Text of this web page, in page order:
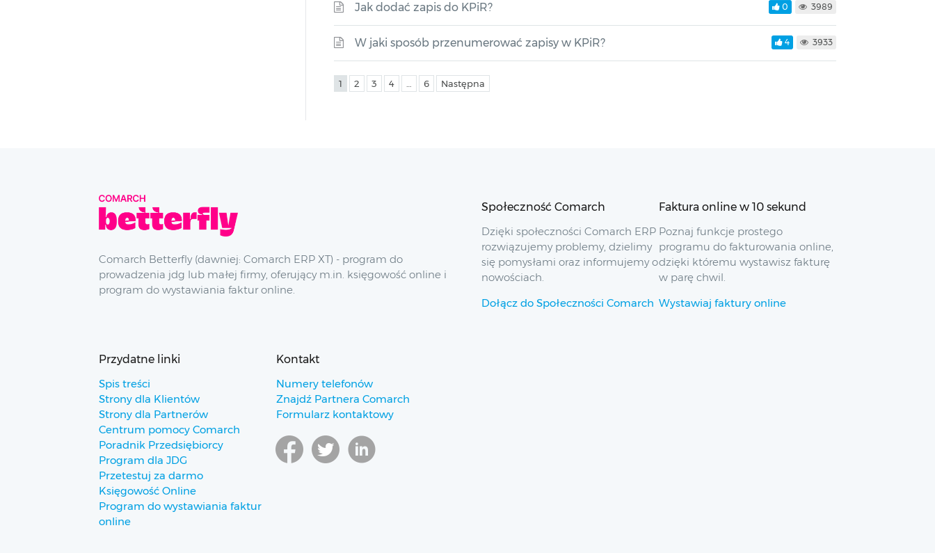
Jak dodać zapis do KPiR? 0 3989
W jaki sposób przenumerować zapisy w KPiR? 4 3933
1 2 3 4 6 Następna
Comarch Betterfly (dawniej: Comarch ERP XT) - program do
prowadzenia jdg lub małej firmy, oferujący m.in. księgowość online i
program do wystawiania faktur online.
Społeczność Comarch
Dzięki społeczności Comarch ERP
rozwiązujemy problemy, dzielimy
się pomysłami oraz informujemy o
nowościach.
Dołącz do Społeczności Comarch
Faktura online w 10 sekund
Poznaj funkcje prostego
programu do fakturowania online,
dzięki któremu wystawisz fakturę
w parę chwil.
Wystawiaj faktury online
Przydatne linki
Spis treści
Strony dla Klientów
Strony dla Partnerów
Centrum pomocy Comarch
Poradnik Przedsiębiorcy
Program dla JDG
Przetestuj za darmo
Księgowość Online
Program do wystawiania faktur
online
Kontakt
Numery telefonów
Znajdź Partnera Comarch
Formularz kontaktowy